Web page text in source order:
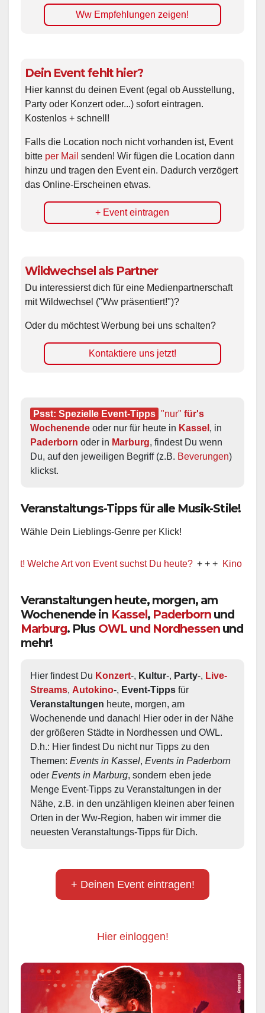
Ww Empfehlungen zeigen!
Dein Event fehlt hier?
Hier kannst du deinen Event (egal ob Ausstellung,
Party oder Konzert oder...) sofort eintragen.
Kostenlos + schnell!
Falls die Location noch nicht vorhanden ist, Event
bitte per Mail senden! Wir fügen die Location dann
hinzu und tragen den Event ein. Dadurch verzögert
das Online-Erscheinen etwas.
+ Event eintragen
Wildwechsel als Partner
Du interessierst dich für eine Medienpartnerschaft
mit Wildwechsel ("Ww präsentiert!")?
Oder du möchtest Werbung bei uns schalten?
Kontaktiere uns jetzt!
Psst: Spezielle Event-Tipps "nur" für's
Wochenende oder nur für heute in Kassel
Paderborn oder in Marburg, findest Du wenn
Du, auf den jeweiligen Begriff (z.B. Beverungen)
klickst.
Veranstaltungs-Tipps für alle Musik-Stile!
Wähle Dein Lieblings-Genre per Klick!
Welche Art von Event suchst Du heute? + + + Kino / Film
Veranstaltungen heute, morgen, am
Wochenende in Kassel, Paderborn und
Marburg. Plus OWL und Nordhessen und
mehr!
Hier findest Du Konzert-, Kultur-, Party-, Live-
Streams, Autokino-, Event-Tipps
Veranstaltungen heute, morgen, am
Wochenende und danach! Hier oder in der Nähe
der größeren Städte in Nordhessen und OWL.
D.h.: Hier findest Du nicht nur Tipps zu den
Themen: Events in Kassel, Events in Paderborn
oder Events in Marburg, sondern eben jede
Menge Event-Tipps zu Veranstaltungen in der
Nähe, z.B. in den unzähligen kleinen aber feinen
Orten in der Ww-Region, haben wir immer die
neuesten Veranstaltungs-Tipps für Dich.
+ Deinen Event eintragen!
Hier einloggen!